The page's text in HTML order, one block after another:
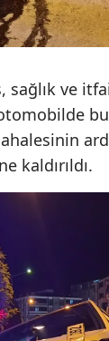
ve
kaldırıldı.